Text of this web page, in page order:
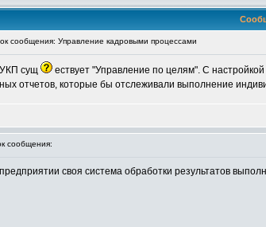
сообщения: Управление кадровыми процессами
УКП сущ
ествует "Управление по целям". С
отчетов, которые бы отслеживали выполнение
сообщения:
своя система обработки результатов